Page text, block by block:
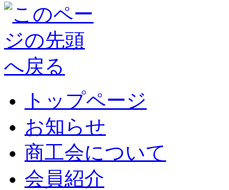
トップページ
お知らせ
商工会について
会員紹介